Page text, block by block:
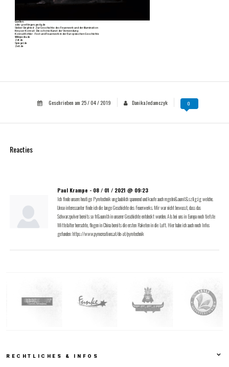
Quellen:
adw-goettingen.gwdg.de
Sieber Siegfried- Zur Geschichte des Feuerwerk und der illumination
Kreyser Konrad - Die schöne Kunst der Verwendung
Konrad Köhler - Fest und Feuerwerk in der Europäischen Geschichte
Wikipedia.de
Zdf.de
Spiegel.de
Zeit.de
Geschrieben am 25 / 04 / 2019 Danika Jedamczyk 0
Reacties
Paul Krampe - 08 / 01 / 2021 @ 09:23
Ich finde unsere heutige Pyrotechnik unglaublich spannend und kaufe auch regelm&auml;&szlig;ig welche.
Umso interessanter finde ich die lange Geschichte des Feuerwerks. Mir war nicht bewusst, dass das
Schwarzpulver bereits so fr&uuml;h in unserer Geschichte entdeckt wurden. Als bei uns in Europa noch tiefste
Mittelalter herrschte, flogen in China bereits die ersten Raketen in die Luft. Hier habe ich auch noch Infos
gefunden: https://www.pyrocreations.at/de-at/pyrotechnik
RECHTLICHES & INFOS